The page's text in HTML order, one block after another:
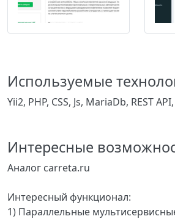
Используемые
Yii2, PHP, CSS, Js, MariaDb, REST
Интересные
Аналог carreta.ru
Интересный функционал:
1) Параллельные